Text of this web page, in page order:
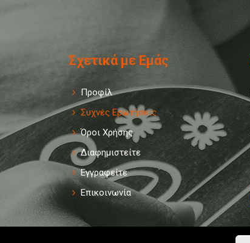
Σχετικά με Εμάς
Προφίλ
Συχνές Ερωτήσεις
Όροι Χρήσης
Διαφημιστείτε
Εγγραφείτε
Επικοινωνία